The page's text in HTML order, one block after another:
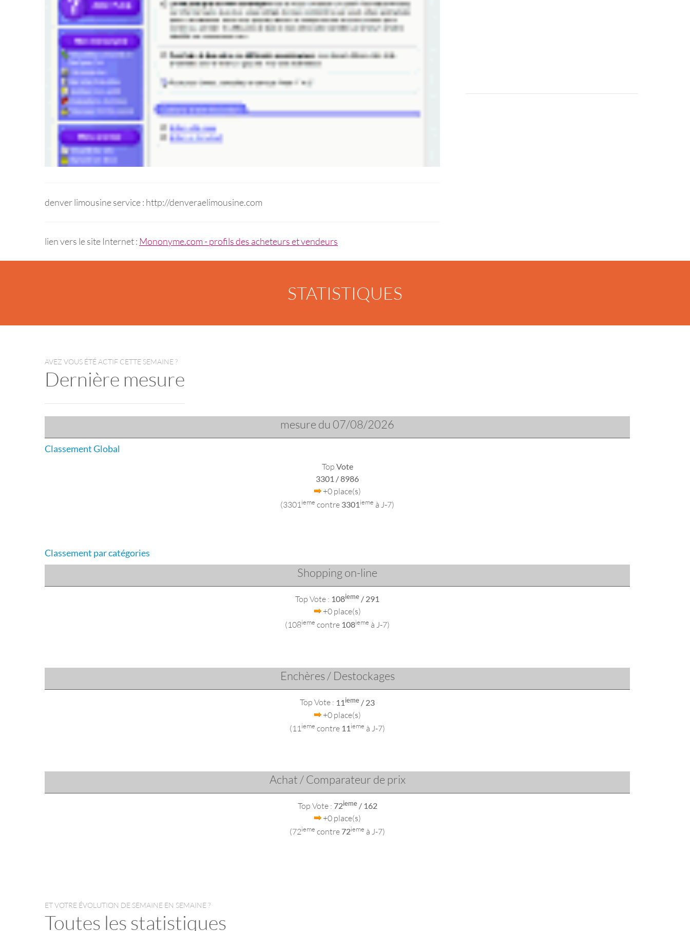
denver limousine service : http://denveraelimousine.com
lien vers le site Internet : Mononyme.com - profils des acheteurs et vendeurs
STATISTIQUES
AVEZ VOUS ÉTÉ ACTIF CETTE SEMAINE ?
Dernière mesure
mesure du 07/08/2026
Classement Global
Top Vote
3301 / 8986
+0 place(s)
(3301 ieme contre 3301ieme à J-7)
Classement par catégories
Shopping on-line
Top Vote : 108ieme / 291
+0 place(s)
(108ieme contre 108ieme à J-7)
Enchères / Destockages
Top Vote : 11ieme / 23
+0 place(s)
(11 ieme contre 11ieme à J-7)
Achat / Comparateur de prix
Top Vote : 72ieme/ 162
+0 place(s)
(72ieme contre 72ieme à J-7)
ET VOTRE ÉVOLUTION DE SEMAINE EN SEMAINE ?
Toutes les statistiques